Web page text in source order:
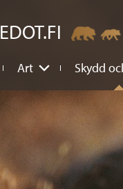
Art Skydd